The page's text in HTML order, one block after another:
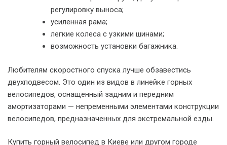
регулировку выноса;
усиленная рама;
легкие колеса с узкими шинами;
возможность установки багажника.
Любителям скоростного спуска лучше обзавестись
двухподвесом. Это один из видов в линейке горных
велосипедов, оснащенный задним и передним
амортизаторами — непременными элементами конструкции
велосипедов, предназначенных для экстремальной езды.
Купить горный велосипед в Киеве или другом городе